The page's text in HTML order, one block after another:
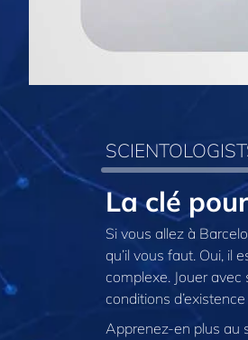
La clé
Si vous allez à
qu’il vous faut. Oui, il
complexe. Jouer
conditions
Apprenez-en plus au